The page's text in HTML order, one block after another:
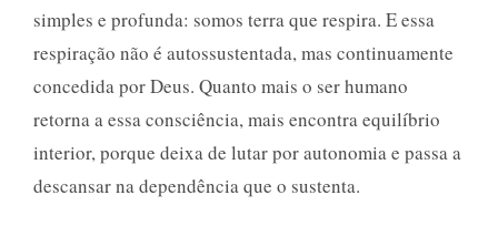
simples e profunda: somos terra que respira. E essa
respiração não é autossustentada, mas continuamente
concedida por Deus. Quanto mais o ser humano
retorna a essa consciência, mais encontra equilíbrio
interior, porque deixa de lutar por autonomia e passa a
descansar na dependência que o sustenta.